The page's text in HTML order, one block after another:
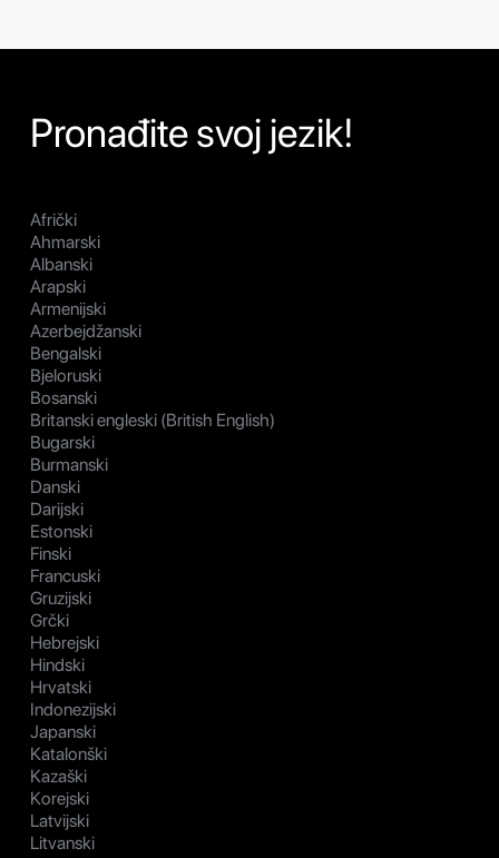
Pronađite svoj jezik!
Afrički
Ahmarski
Albanski
Arapski
Armenijski
Azerbejdžanski
Bengalski
Bjeloruski
Bosanski
Britanski engleski (British English)
Bugarski
Burmanski
Danski
Darijski
Estonski
Finski
Francuski
Gruzijski
Grčki
Hebrejski
Hindski
Hrvatski
Indonezijski
Japanski
Katalonški
Kazaški
Korejski
Latvijski
Litvanski